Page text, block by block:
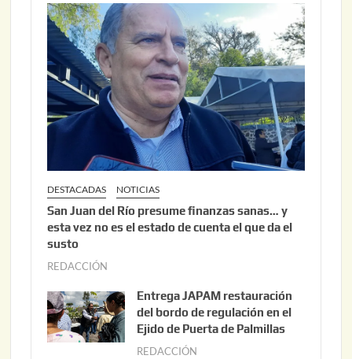
DESTACADAS NOTICIAS
San Juan del Río presume finanzas sanas… y
esta vez no es el estado de cuenta el que da el
susto
REDACCIÓN
o
s
t
Entrega JAPAM restauración
del bordo de regulación en el
Ejido de Puerta de Palmillas
REDACCIÓN